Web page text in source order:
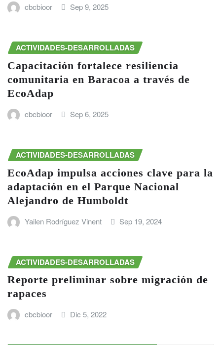
cbcbioor Sep 9, 2025
ACTIVIDADES-DESARROLLADAS
Capacitación fortalece resiliencia
comunitaria en Baracoa a través de
EcoAdap
cbcbioor Sep 6, 2025
ACTIVIDADES-DESARROLLADAS
EcoAdap impulsa acciones clave para la
adaptación en el Parque Nacional
Alejandro de Humboldt
Yailen Rodríguez Vinent Sep 19, 2024
ACTIVIDADES-DESARROLLADAS
Reporte preliminar sobre migración de
rapaces
cbcbioor Dic 5, 2022